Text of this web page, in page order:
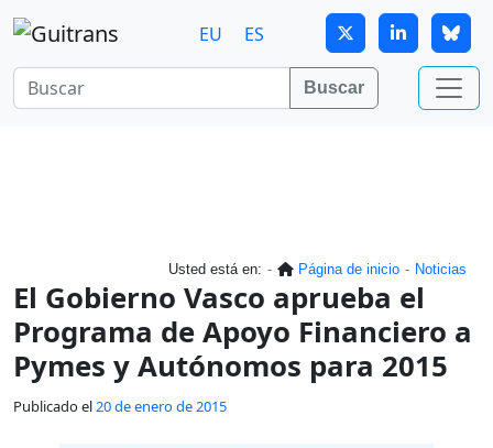
Continuar al contenido principal
EU
ES
Buscar
Usted está en: Página de inicio Noticias
El Gobierno Vasco aprueba el
Programa de Apoyo Financiero a
Pymes y Autónomos para 2015
Publicado el20 de enero de 2015